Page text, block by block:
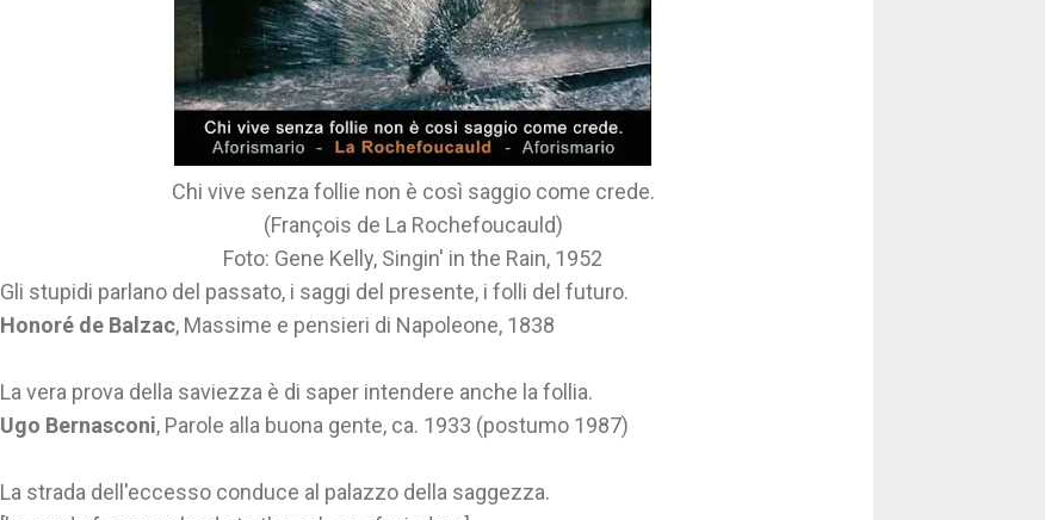
Chi vive senza follie non è così saggio come crede.
(François de La Rochefoucauld)
Foto: Gene Kelly, Singin' in the Rain, 1952
Gli stupidi parlano del passato, i saggi del presente, i folli del futuro.
Honoré de Balzac, Massime e pensieri di Napoleone, 1838
La vera prova della saviezza è di saper intendere anche la follia.
Ugo Bernasconi, Parole alla buona gente, ca. 1933 (postumo 1987)
La strada dell'eccesso conduce al palazzo della saggezza.